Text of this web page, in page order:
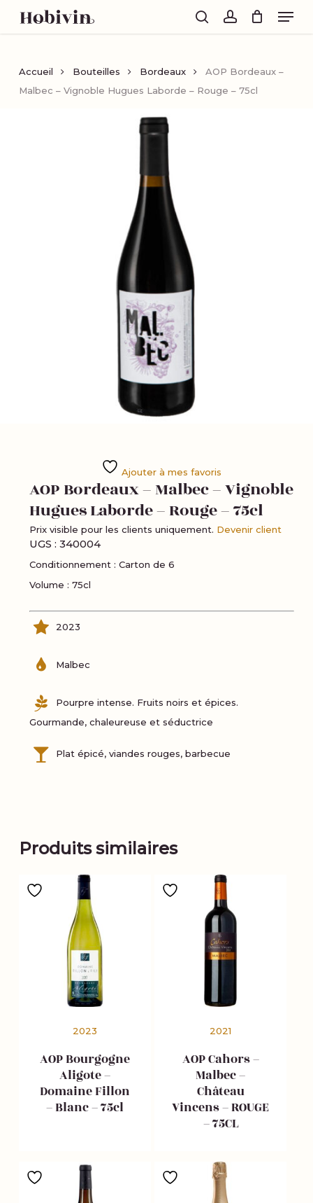
Accueil Bouteilles Bordeaux
AOP Bordeaux –
Malbec – Vignoble Hugues Laborde – Rouge – 75cl
Ajouter à mes favoris
AOP Bordeaux – Malbec – Vignoble
Hugues Laborde – Rouge – 75cl
Prix visible pour les clients uniquement. Devenir client
UGS : 340004
Conditionnement : Carton de 6
Volume : 75cl
2023
Malbec
Pourpre intense. Fruits noirs et épices.
Gourmande, chaleureuse et séductrice
Plat épicé, viandes rouges, barbecue
Produits similaires
2023
AOP Bourgogne
Aligote –
Domaine Fillon
– Blanc – 75cl
2021
AOP Cahors –
Malbec –
Château
Vincens – ROUGE
– 75CL